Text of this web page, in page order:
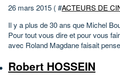
26 mars 2015 ( #ACTEURS DE
Il y a plus de 30 ans que Michel
Pour tout vous dire et pour vous
avec Roland Magdane faisait
Robert HOSSEIN